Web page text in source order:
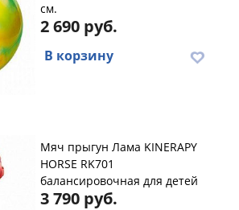
см.
2 690 руб.
В корзину
Мяч прыгун Лама KINERAPY
HORSE RK701
балансировочная для детей
3 790 руб.